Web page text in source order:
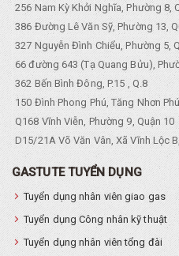
256 Nam Kỳ Khởi Nghĩa, Phường 8,
386 Đường Lê Văn Sỹ, Phường 13,
327 Nguyễn Đình Chiểu, Phường 5,
66 đường 643 (Tạ Quang Bửu),
362 Bến Bình Đông, P.15 , Q.8
150 Đình Phong Phú, Tăng Nhơn
Q168 Vĩnh Viễn, Phường 9, Quận 10
D15/21A Võ Văn Vân, Xã Vĩnh Lộc
GASTUTE TUYỂN DỤNG
Tuyển dụng nhân viên giao gas
Tuyển dụng Công nhân kỹ thuật
Tuyển dụng nhân viên tổng đài